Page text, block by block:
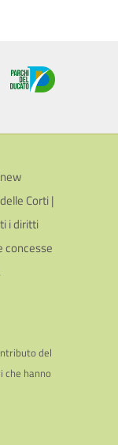
Corti |
i diritti
concesse
del
che hanno